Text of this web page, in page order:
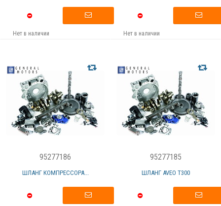
Нет в наличии Нет в наличии
95277186
ШЛАНГ КОМПРЕССОРА...
95277185
ШЛАНГ AVEO T300